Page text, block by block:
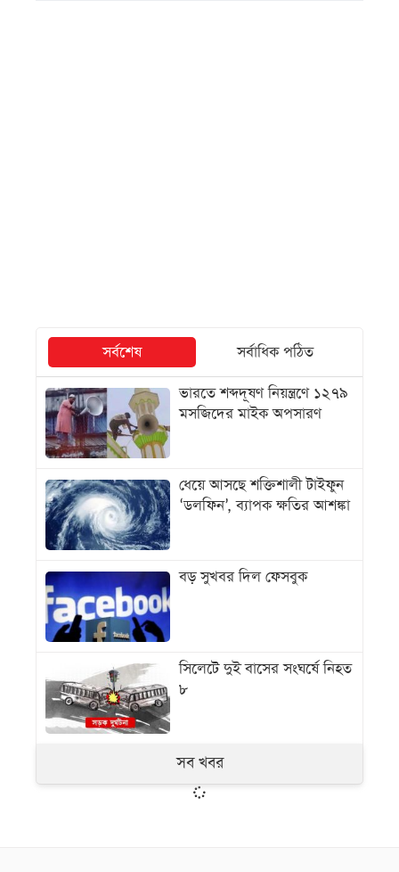
সর্বশেষ
সর্বাধিক পঠিত
ভারতে শব্দদূষণ নিয়ন্ত্রণে ১২৭৯
মসজিদের মাইক অপসারণ
ধেয়ে আসছে শক্তিশালী টাইফুন
‘ডলফিন’, ব্যাপক ক্ষতির আশঙ্কা
বড় সুখবর দিল ফেসবুক
সিলেটে দুই বাসের সংঘর্ষে নিহত
৮
সব খবর